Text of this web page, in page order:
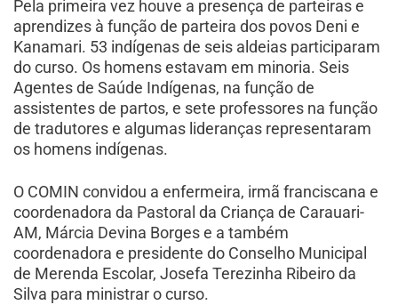
Pela primeira vez houve a presença de parteiras e
aprendizes à função de parteira dos povos Deni e
Kanamari. 53 indígenas de seis aldeias participaram
do curso. Os homens estavam em minoria. Seis
Agentes de Saúde Indígenas, na função de
assistentes de partos, e sete professores na função
de tradutores e algumas lideranças representaram
os homens indígenas.
O COMIN convidou a enfermeira, irmã franciscana e
coordenadora da Pastoral da Criança de Carauari-
AM, Márcia Devina Borges e a também
coordenadora e presidente do Conselho Municipal
de Merenda Escolar, Josefa Terezinha Ribeiro da
Silva para ministrar o curso.